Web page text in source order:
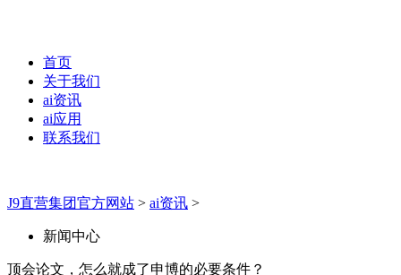
首页
关于我们
ai资讯
ai应用
联系我们
J9直营集团官方网站 > ai资讯 >
新闻中心
顶会论文，怎么就成了申博的必要条件？